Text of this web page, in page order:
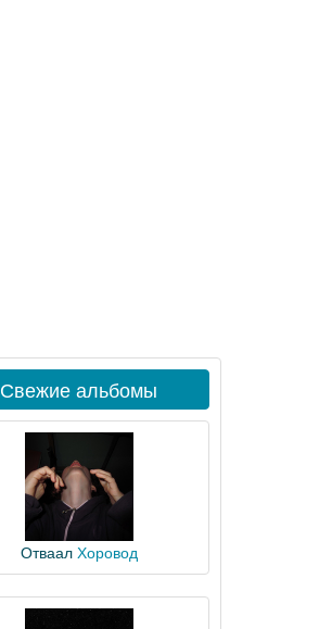
Свежие альбомы
Отваал Хоровод